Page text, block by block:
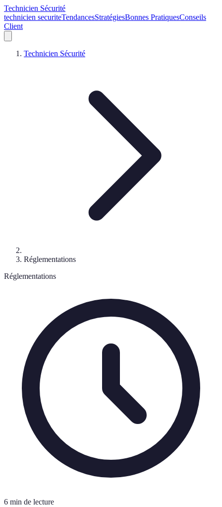
Technicien Sécurité
technicien securiteTendancesStratégiesBonnes PratiquesConseils
Client
Technicien Sécurité
Réglementations
Réglementations
6 min de lecture